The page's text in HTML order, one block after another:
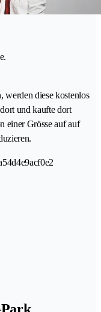
werden diese kostenlos
und kaufte dort
einer Grösse auf auf